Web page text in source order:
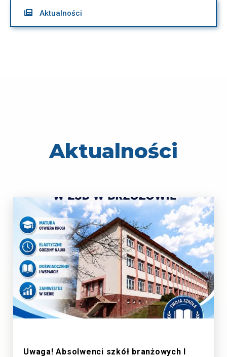
 Aktualności
Aktualności
Uwaga! Absolwenci szkół branżowych I